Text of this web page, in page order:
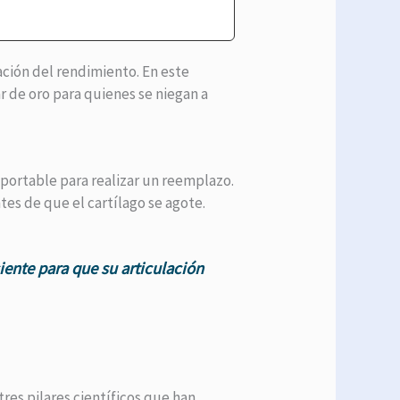
del rendimiento. En este
oro para quienes se niegan a
para realizar un reemplazo.
de que el cartílago se agote.
para que su articulación